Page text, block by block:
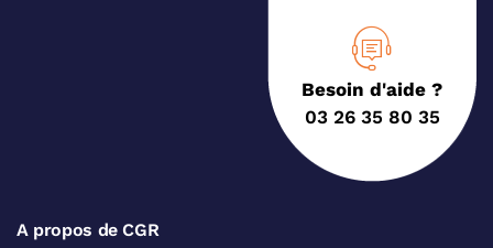
Besoin d'aide ?
03 26 35 80 35
A propos de CGR